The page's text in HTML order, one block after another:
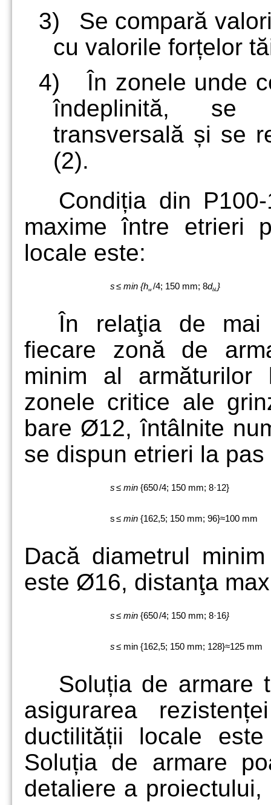
3)
Se compară
cu valorile forțelor
4)
În zonele unde
îndeplinită, se
transversală și se
(2).
Condiția din
maxime între etrieri
locale este:
s≤min {hw/4; 150 mm; 8dbL}
În relaţia de mai
fiecare zonă de
minim al armăturilor
zonele critice ale
bare Ø12, întâlnite
se dispun etrieri la
s≤min {650/4; 150 mm; 8·12}
s≤min {162,5; 150 mm; 96}≈100 mm
Dacă diametrul
este Ø16, distanţa
s≤min {650/4; 150 mm; 8·16}
s≤ min {162,5; 150 mm; 128}≈125 mm
Soluția de armare
asigurarea
ductilității locale
Soluția de armare
detaliere a